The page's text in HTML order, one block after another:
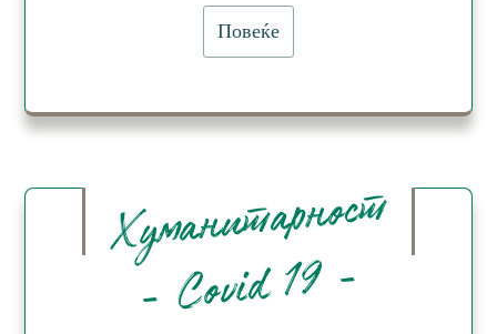
Повеќе
Хуманитарност
- Covid 19 -